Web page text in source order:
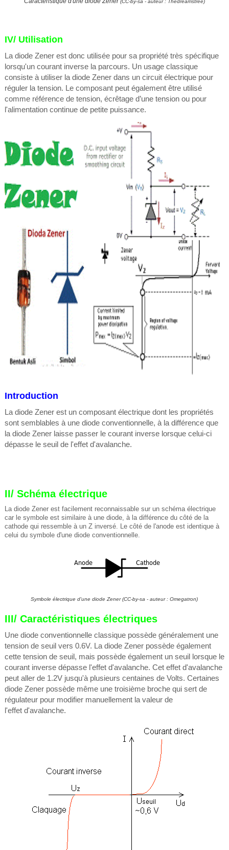
(CC-by-sa - auteur : Thedreamstree)
IV/ Utilisation
La diode Zener est donc utilisée pour sa propriété très spécifique
lorsqu'un courant inverse la parcours. Un usage classique
consiste à utiliser la diode Zener dans un circuit électrique pour
réguler la tension. Le composant peut également être utilisé
comme référence de tension, écrêtage d’une tension ou pour
l'alimentation continue de petite puissance.
Introduction
La diode Zener est un composant électrique dont les propriétés
sont semblables à une diode conventionnelle, à la différence que
la diode Zener laisse passer le courant inverse lorsque celui-ci
dépasse le seuil de l'effet d'avalanche.
II/ Schéma électrique
La diode Zener est facilement reconnaissable sur un schéma électrique
car le symbole est similaire à une diode, à la différence du côté de la
cathode qui ressemble à un Z inversé. Le côté de l'anode est identique à
celui du symbole d'une diode conventionnelle.
Symbole électrique d'une diode Zener(CC-by-sa - auteur : Omegatron)
III/ Caractéristiques électriques
Une diode conventionnelle classique possède généralement une
tension de seuil vers 0.6V. La diode Zener possède également
cette tension de seuil, mais possède également un seuil lorsque le
courant inverse dépasse l'effet d'avalanche. Cet effet d'avalanche
peut aller de 1.2V jusqu'à plusieurs centaines de Volts. Certaines
diode Zener possède même une troisième broche qui sert de
régulateur pour modifier manuellement la valeur de
l'effet d'avalanche.